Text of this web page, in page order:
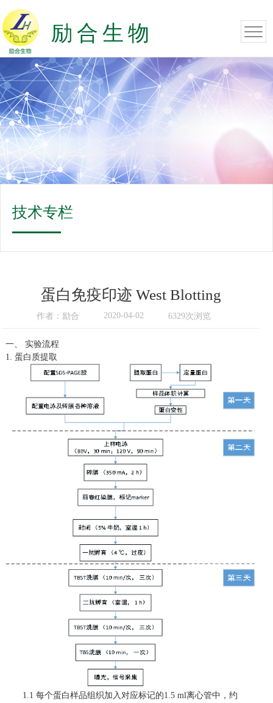
励合生物
技术专栏
蛋白免疫印迹 West Blotting
作者：励合 2020-04-02 6329次浏览
一、 实验流程
1. 蛋白质提取
1.1 每个蛋白样品组织加入对应标记的1.5 ml离心管中，约